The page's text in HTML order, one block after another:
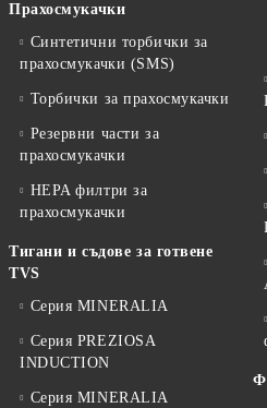
Прахосмукачки
Синтетични торбички за
прахосмукачки (SMS)
Торбички за прахосмукачки
Резервни части за
прахосмукачки
HEPA филтри за
прахосмукачки
Тигани и съдове за готвене
TVS
Серия MINERALIA
Серия PREZIOSA
INDUCTION
Серия MINERALIA